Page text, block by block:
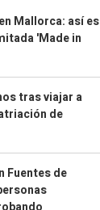
Mallorca: así es
'Made in
tras viajar a
de
Fuentes de